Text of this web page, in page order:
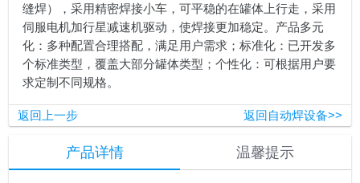
缝焊），采用精密焊接小车，可平稳的在罐体上行走，采用
伺服电机加行星减速机驱动，使焊接更加稳定。产品多元
化：多种配置合理搭配，满足用户需求；标准化：已开发多
个标准类型，覆盖大部分罐体类型；个性化：可根据用户要
求定制不同规格。
返回上一步 返回自动焊设备>>
产品详情 温馨提示